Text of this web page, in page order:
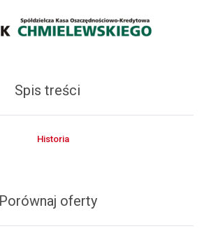
Spis treści
Historia
Porównaj oferty